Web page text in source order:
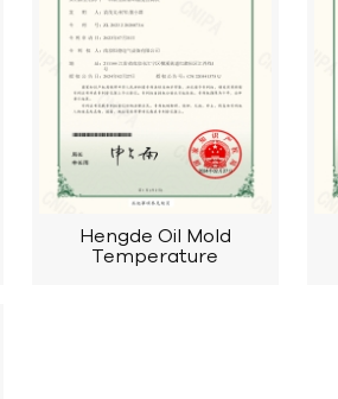
Hengde Oil Mold
Temperature